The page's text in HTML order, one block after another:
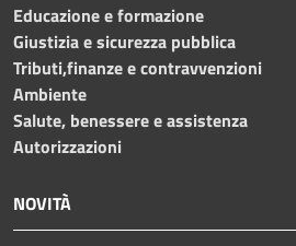
Educazione e formazione
Giustizia e sicurezza pubblica
Tributi,finanze e contravvenzioni
Ambiente
Salute, benessere e assistenza
Autorizzazioni
NOVITÀ